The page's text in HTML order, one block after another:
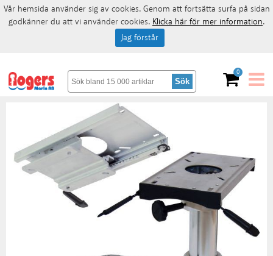
0
Vår hemsida använder sig av cookies. Genom att fortsätta surfa på sidan
godkänner du att vi använder cookies. Klicka här för mer information.
Jag förstår